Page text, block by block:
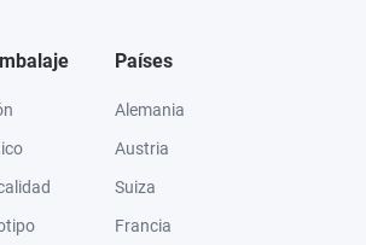
Países
Alemania
Austria
Suiza
Francia